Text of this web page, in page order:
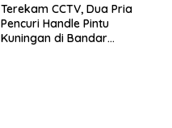
Terekam CCTV, Dua Pria
Pencuri Handle Pintu
Kuningan di Bandar